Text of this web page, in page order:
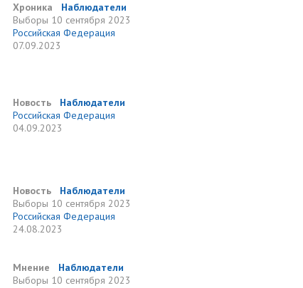
Хроника
Наблюдатели
Выборы 10 сентября 2023
Российская Федерация
07.09.2023
Новость
Наблюдатели
Российская Федерация
04.09.2023
Новость
Наблюдатели
Выборы 10 сентября 2023
Российская Федерация
24.08.2023
Мнение
Наблюдатели
Выборы 10 сентября 2023